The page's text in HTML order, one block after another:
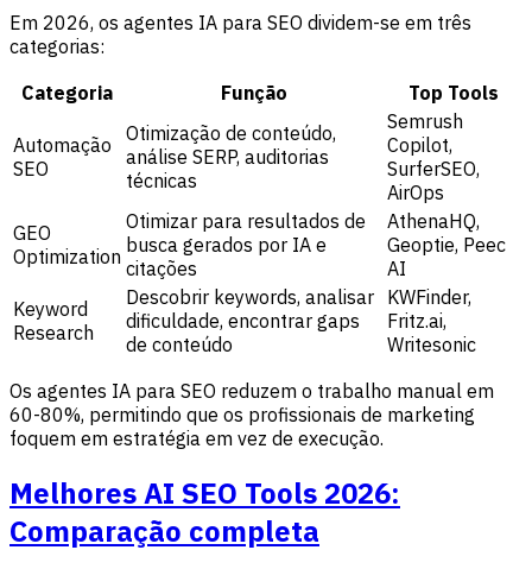
Em 2026, os agentes IA para SEO dividem-se em três
categorias:
Categoria
Função Top Tools
Automação
SEO
Otimização de conteúdo,
análise SERP, auditorias
técnicas
Semrush
Copilot,
SurferSEO,
AirOps
GEO
Optimization
Otimizar para resultados de
busca gerados por IA e
citações
AthenaHQ,
Geoptie, Peec
AI
Keyword
Research
Descobrir keywords, analisar
dificuldade, encontrar gaps
de conteúdo
KWFinder,
Fritz.ai,
Writesonic
Os agentes IA para SEO reduzem o trabalho manual em
60-80%, permitindo que os profissionais de marketing
foquem em estratégia em vez de execução.
Melhores AI SEO Tools 2026:
Comparação completa